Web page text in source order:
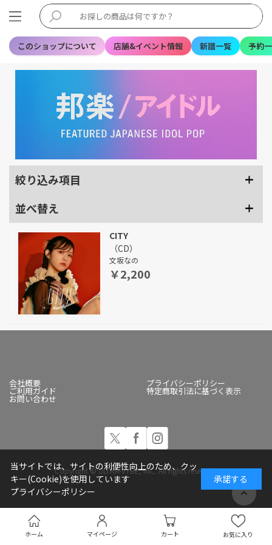
このショップについて 店舗&イベント情報 新譜一覧 予約
ホーム マイページ カート お気に入り
絞り込み項目
並べ替え
CITY
（CD）
文坂なの
￥2,200
会社概要 プライバシーポリシー
ご利用ガイド 特定商取引法に基づく表示
お問い合わせ
Copyright © ULTRA-VYBE, INC. All rights reserved.
当サイトでは、サイトの利便性向上のため、クッ
キー(Cookie)を使用しています
プライバシーポリシー
承諾する